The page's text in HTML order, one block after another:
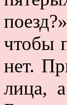
чтобы
нет.
лица,